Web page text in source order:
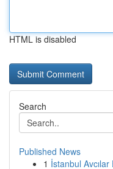
HTML is disabled
Search
Published News
1 İstanbul